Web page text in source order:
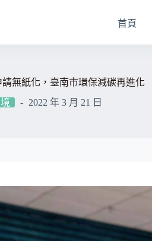
首頁
無紙化，臺南市環保減碳再進化
2022 年 3 月 21 日